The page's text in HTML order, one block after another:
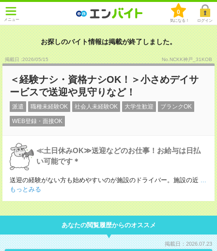
メニュー
0
気になる！ ログイン
お探しのバイト情報は掲載が終了しました。
掲載日 :2026/05/15 No.NCKK神戸_31KOB
＜経験ナシ・資格ナシOK！＞小さめデイサ
ービスで送迎や見守りなど！
派遣 職種未経験OK 社会人未経験OK 大学生歓迎 ブランクOK
WEB登録・面接OK
≪土日休みOK≫送迎などのお仕事！お給与は日払
い可能です＊
送迎の経験がない方も始めやすいのが施設のドライバー。施設の近 ...
もっとみる
あなたの閲覧履歴からのオススメ
掲載日：2026.07.23